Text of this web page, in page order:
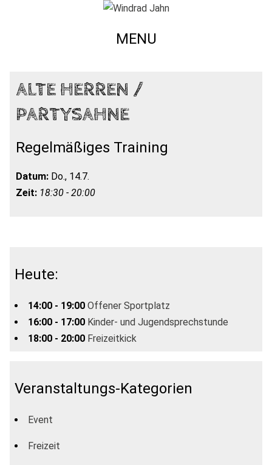
MENU
ALTE HERREN /
PARTYSAHNE
Regelmäßiges Training
Datum: Do., 14.7.
Zeit: 18:30 - 20:00
Heute:
14:00 - 19:00 Offener Sportplatz
16:00 - 17:00 Kinder- und Jugendsprechstunde
18:00 - 20:00 Freizeitkick
Veranstaltungs-Kategorien
Event
Freizeit